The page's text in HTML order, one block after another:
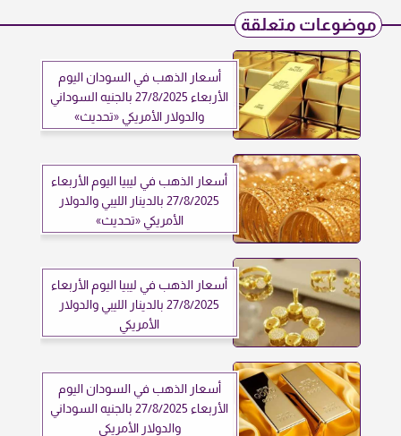
موضوعات متعلقة
أسعار الذهب في السودان اليوم
الأربعاء 27/8/2025 بالجنيه السوداني
والدولار الأمريكي «تحديث»
أسعار الذهب في ليبيا اليوم الأربعاء
27/8/2025 بالدينار الليبي والدولار
الأمريكي «تحديث»
أسعار الذهب في ليبيا اليوم الأربعاء
27/8/2025 بالدينار الليبي والدولار
الأمريكي
أسعار الذهب في السودان اليوم
الأربعاء 27/8/2025 بالجنيه السوداني
والدولار الأمريكي